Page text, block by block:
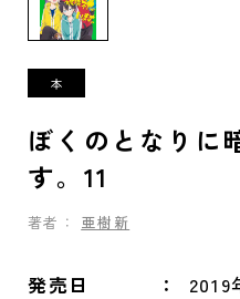
ぼくのとなりに
す。11
著者： 亜樹新
発売日 2019